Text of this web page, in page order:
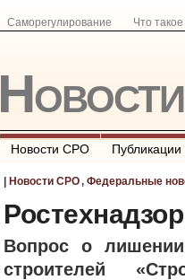
Саморегулирование Что
Новости СРО Публикации
Новости СРО, Федеральные
Вопрос о
строителей